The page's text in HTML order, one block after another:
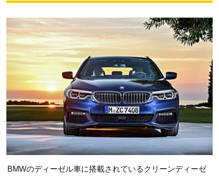
BMWのディーゼル車に搭載されているクリーンディーゼ